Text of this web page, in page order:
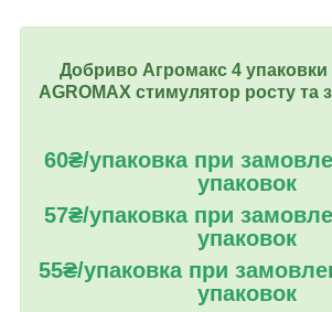
Добриво Агромакс 4 упаковки
AGROMAX стимулятор росту та
60₴/упаковка при
упаковок
57₴/упаковка при
упаковок
55₴/упаковка при
упаковок